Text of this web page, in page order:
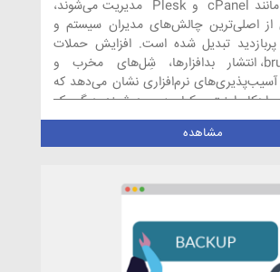
کنترل‌پنل‌هایی مانند cPanel و Plesk مدیریت می‌شوند،
از اصلی‌ترین چالش‌های مدیران سیستم و
تبدیل شده است. افزایش حملات
brute force، انتشار بدافزارها، شِل‌های مخرب و
آسیب‌پذیری‌های نرم‌افزاری نشان می‌دهد که
راهکار امنیتی یکپارچه و هوشمند دیگر یک
مشاهده